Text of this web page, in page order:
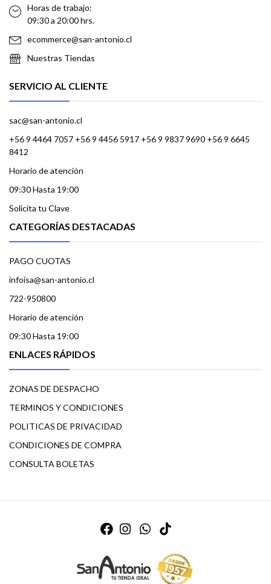
Horas de trabajo:
09:30 a 20:00 hrs.
ecommerce@san-antonio.cl
Nuestras Tiendas
SERVICIO AL CLIENTE
sac@san-antonio.cl
+56 9 4464 7057 +56 9 4456 5917 +56 9 9837 9690 +56 9 6645
8412
Horario de atención
09:30 Hasta 19:00
Solicita tu Clave
CATEGORÍAS DESTACADAS
PAGO CUOTAS
infoisa@san-antonio.cl
722-950800
Horario de atención
09:30 Hasta 19:00
ENLACES RÁPIDOS
ZONAS DE DESPACHO
TERMINOS Y CONDICIONES
POLITICAS DE PRIVACIDAD
CONDICIONES DE COMPRA
CONSULTA BOLETAS